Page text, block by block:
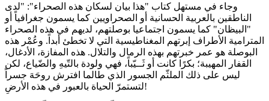
وجاء في مستهل كتاب "هذا بيان لسكان هذه الصحراء": "لدى
الناطقين بالعربية الحسانية أو الصحراويين كما يسمون جغرافياً أو
"البيظان" كما يسمون اجتماعيا بوصلتهم، لديهم في هذه الصحراء
المترامية الأطراف إبرتهم المغناطيسية التي لا تخطئ أبداً. وعُمْر هذه
البوصلة هو عمر خبرتهم بهذه الرمال والتلال. هذه المفازة، الأدغال،
القفار المهيبة؛ بكرًا كانت أو ثَــيّباً، فهي ولودة بالتّيهِ والضّياع، لكن
ليس على ذلك الملثّم الجسور الذي طالما افترش روحَهَ جسراً
لتستمرّ الحياة بالعبور في هذه الأرضِ!